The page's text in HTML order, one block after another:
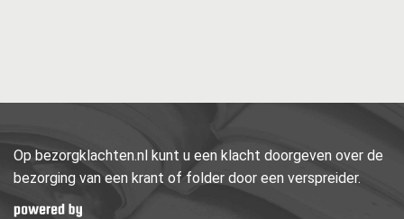
Op bezorgklachten.nl kunt u een klacht doorgeven over de
bezorging van een krant of folder door een verspreider.